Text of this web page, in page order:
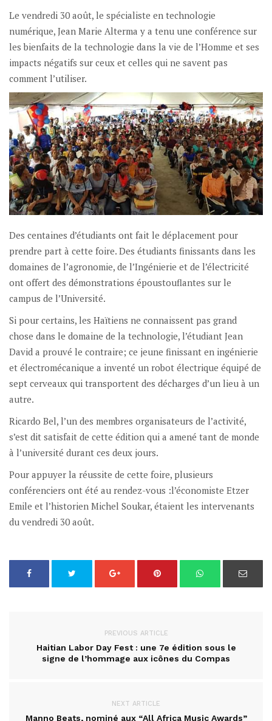
Le vendredi 30 août, le spécialiste en technologie
numérique, Jean Marie Alterma y a tenu une conférence sur
les bienfaits de la technologie dans la vie de l’Homme et ses
impacts négatifs sur ceux et celles qui ne savent pas
comment l’utiliser.
Des centaines d’étudiants ont fait le déplacement pour
prendre part à cette foire. Des étudiants finissants dans les
domaines de l’agronomie, de l’Ingénierie et de l’électricité
ont offert des démonstrations époustouflantes sur le
campus de l’Université.
Si pour certains, les Haïtiens ne connaissent pas grand
chose dans le domaine de la technologie, l’étudiant Jean
David a prouvé le contraire; ce jeune finissant en ingénierie
et électromécanique a inventé un robot électrique équipé de
sept cerveaux qui transportent des décharges d’un lieu à un
autre.
Ricardo Bel, l’un des membres organisateurs de l’activité,
s’est dit satisfait de cette édition qui a amené tant de monde
à l’université durant ces deux jours.
Pour appuyer la réussite de cette foire, plusieurs
conférenciers ont été au rendez-vous :l’économiste Etzer
Emile et l’historien Michel Soukar, étaient les intervenants
du vendredi 30 août.
PREVIOUS ARTICLE
Haitian Labor Day Fest : une 7e édition sous le
signe de l’hommage aux icônes du Compas
NEXT ARTICLE
Manno Beats, nominé aux “All Africa Music Awards”